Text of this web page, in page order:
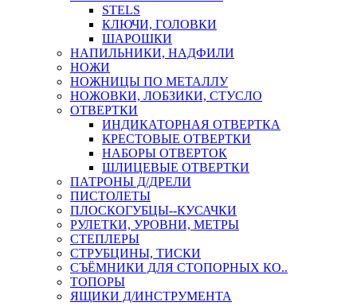
STELS
КЛЮЧИ, ГОЛОВКИ
ШАРОШКИ
НАПИЛЬНИКИ, НАДФИЛИ
НОЖИ
НОЖНИЦЫ ПО МЕТАЛЛУ
НОЖОВКИ, ЛОБЗИКИ, СТУСЛО
ОТВЕРТКИ
ИНДИКАТОРНАЯ ОТВЕРТКА
КРЕСТОВЫЕ ОТВЕРТКИ
НАБОРЫ ОТВЕРТОК
ШЛИЦЕВЫЕ ОТВЕРТКИ
ПАТРОНЫ Д/ДРЕЛИ
ПИСТОЛЕТЫ
ПЛОСКОГУБЦЫ--КУСАЧКИ
РУЛЕТКИ, УРОВНИ, МЕТРЫ
СТЕПЛЕРЫ
СТРУБЦИНЫ, ТИСКИ
СЪЁМНИКИ ДЛЯ СТОПОРНЫХ КО..
ТОПОРЫ
ЯЩИКИ Д/ИНСТРУМЕНТА